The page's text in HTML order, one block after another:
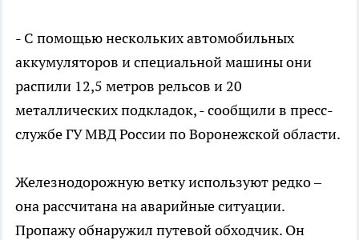
- С помощью нескольких автомобильных
аккумуляторов и специальной машины они
распили 12,5 метров рельсов и 20
металлических подкладок, - сообщили в пресс-
службе ГУ МВД России по Воронежской области.
Железнодорожную ветку используют редко –
она рассчитана на аварийные ситуации.
Пропажу обнаружил путевой обходчик. Он